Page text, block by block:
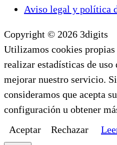
Aviso legal y política
Copyright © 2026 3digits
Utilizamos cookies propias
realizar estadísticas de
mejorar nuestro servicio.
consideramos que acepta
configuración u obtener
Aceptar
Rechazar